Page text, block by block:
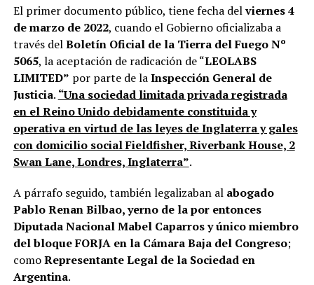
El primer documento público, tiene fecha delviernes 4
de marzo de 2022, cuando el Gobierno oficializaba a
través delBoletín Oficial de la Tierra del Fuego Nº
5065, la aceptación de radicación de “LEOLABS
LIMITED” por parte de laInspección General de
Justicia. “Una sociedad limitada privada registrada
en el Reino Unido debidamente constituida y
operativa en virtud de las leyes de Inglaterra y gales
con domicilio social Fieldfisher, Riverbank House, 2
Swan Lane, Londres, Inglaterra”.
A párrafo seguido, también legalizaban al abogado
Pablo Renan Bilbao, yerno de la por entonces
Diputada Nacional Mabel Caparros y único miembro
del bloque FORJA en la Cámara Baja del Congreso;
comoRepresentante Legal de la Sociedad en
Argentina.